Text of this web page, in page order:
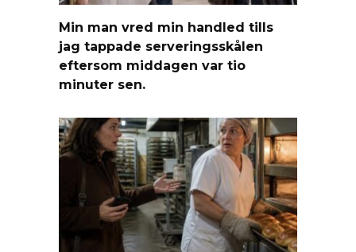
Min man vred min handled tills
jag tappade serveringsskålen
eftersom middagen var tio
minuter sen.